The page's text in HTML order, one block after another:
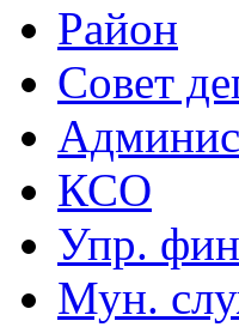
Район
Совет
КСО
Упр.
Мун.